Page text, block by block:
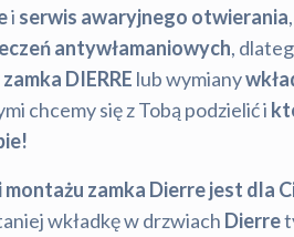
i serwis awaryjnego otwierania
antywłamaniowych,
DIERRE lub wymiany
chcemy się z Tobą podzielić i
montażu zamka Dierre jest dla
wkładkę w drzwiach Dierre